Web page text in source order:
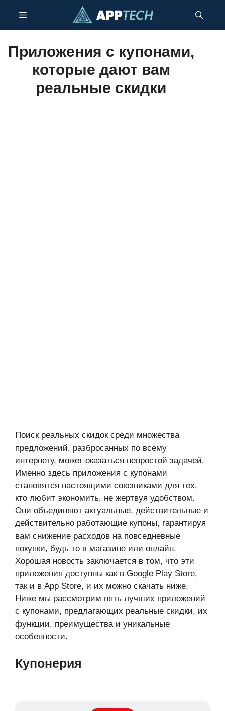
содержимому
Меню
Приложения с купонами,
которые дают вам
реальные скидки
Поиск реальных скидок среди множества
предложений, разбросанных по всему
интернету, может оказаться непростой задачей.
Именно здесь приложения с купонами
становятся настоящими союзниками для тех,
кто любит экономить, не жертвуя удобством.
Они объединяют актуальные, действительные и
действительно работающие купоны, гарантируя
вам снижение расходов на повседневные
покупки, будь то в магазине или онлайн.
Хорошая новость заключается в том, что эти
приложения доступны как в Google Play Store,
так и в App Store, и их можно скачать ниже.
Ниже мы рассмотрим пять лучших приложений
с купонами, предлагающих реальные скидки, их
функции, преимущества и уникальные
особенности.
Купонерия